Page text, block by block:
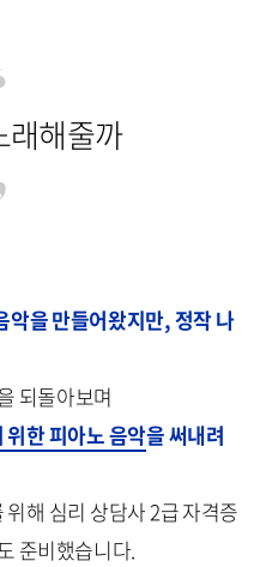
래해줄까
악을 만들어왔지만, 정작 나
되돌아보며
한 피아노 음악을 써내려
해 심리 상담사 2급 자격증
준비했습니다.